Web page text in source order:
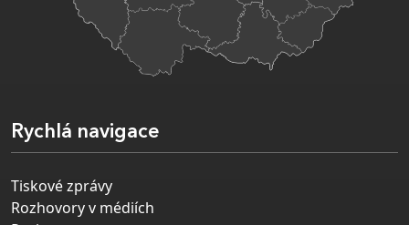
Rychlá navigace
Tiskové zprávy
Rozhovory v médiích